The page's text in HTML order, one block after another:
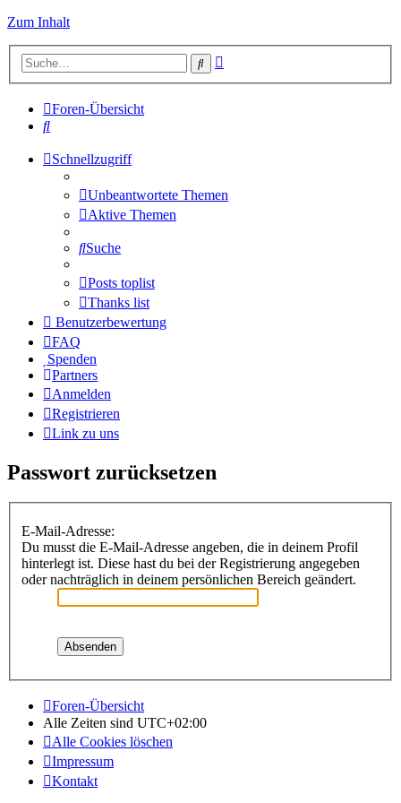
Zum Inhalt
Suche
Foren-Übersicht
Suche
Schnellzugriff
Unbeantwortete Themen
Aktive Themen
Suche
Posts toplist
Thanks list
Benutzerbewertung
FAQ
Spenden
Partners
Anmelden
Registrieren
Link zu uns
Passwort zurücksetzen
E-Mail-Adresse:
Du musst die E-Mail-Adresse angeben, die in deinem Profil
hinterlegt ist. Diese hast du bei der Registrierung angegeben
oder nachträglich in deinem persönlichen Bereich geändert.
Foren-Übersicht
Alle Zeiten sind UTC+02:00
Alle Cookies löschen
Impressum
Kontakt